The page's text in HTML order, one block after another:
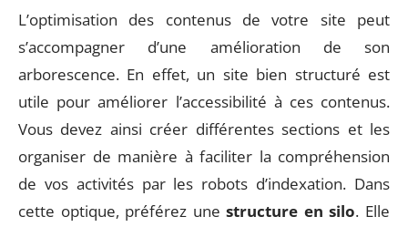
L’optimisation des contenus de votre site peut
s’accompagner d’une amélioration de son
arborescence. En effet, un site bien structuré est
utile pour améliorer l’accessibilité à ces contenus.
Vous devez ainsi créer différentes sections et les
organiser de manière à faciliter la compréhension
de vos activités par les robots d’indexation. Dans
cette optique, préférez unestructure en silo. Elle